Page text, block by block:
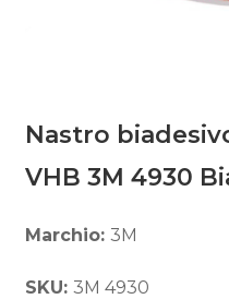
Nastro
VHB 3M 4930
Marchio: 3M
SKU: 3M 4930